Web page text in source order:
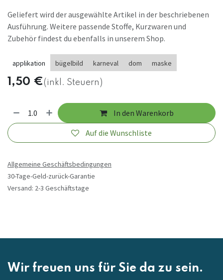
Geliefert wird der ausgewählte Artikel in der beschriebenen
Ausführung. Weitere passende Stoffe, Kurzwaren und
Zubehör findest du ebenfalls in unserem Shop.
applikation bügelbild karneval dom maske
1,50 €(inkl. Steuern)
In den Warenkorb
Auf die Wunschliste
Allgemeine Geschäftsbedingungen
30-Tage-Geld-zurück-Garantie
Versand: 2-3 Geschäftstage
Wir freuen uns für Sie da zu sein.